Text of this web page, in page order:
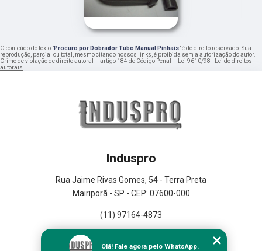
O conteúdo do texto "Procuro por Dobrador Tubo Manual Pinhais" é de direito reservado. Sua
reprodução, parcial ou total, mesmo citando nossos links, é proibida sem a autorização do autor.
Crime de violação de direito autoral – artigo 184 do Código Penal – Lei 9610/98 - Lei de direitos
autorais.
Induspro
Rua Jaime Rivas Gomes, 54 - Terra Preta
Mairiporã - SP - CEP: 07600-000
(11) 97164-4873
Olá! Fale agora pelo WhatsApp.